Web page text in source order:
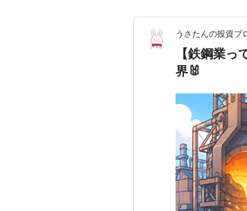
うさたんの投資ブ
【鉄鋼業
界🐰